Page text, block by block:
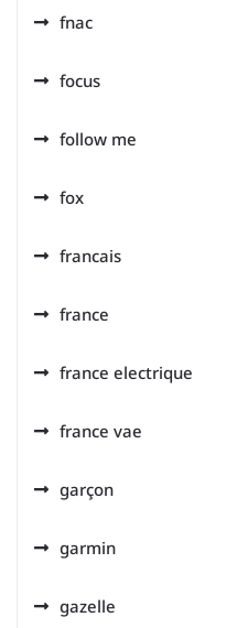
fnac
focus
follow me
fox
francais
france
france electrique
france vae
garçon
garmin
gazelle